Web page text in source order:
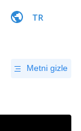
TR
Metni gizle